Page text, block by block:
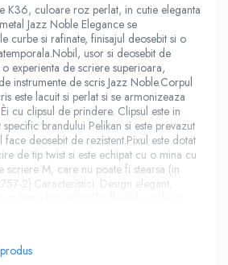
K36, culoare roz perlat, in cutie eleganta
Jazz Noble Elegance se
curbe si rafinate, finisajul deosebit si o
usor si deosebit de
experienta de scriere superioara,
instrumente de scris Jazz Noble.Corpul
este lacuit si perlat si se armonizeaza
cu clipsul de prindere. Clipsul este in
brandului Pelikan si este prevazut
deosebit de rezistent.Pixul este dotat
de tip twist si este echipat cu o mina cu
scriere M, care nu poate fi stearsa (in
2).Caracteristici: Design elegant,
baza de arc Greutate echilibrata,
tip twist, prin rasucire Mina albastra, cu
corp: roz perlat Ambalat in cutie
cutie: 4.5 / 2.4 / 18.3 cm; 52 g